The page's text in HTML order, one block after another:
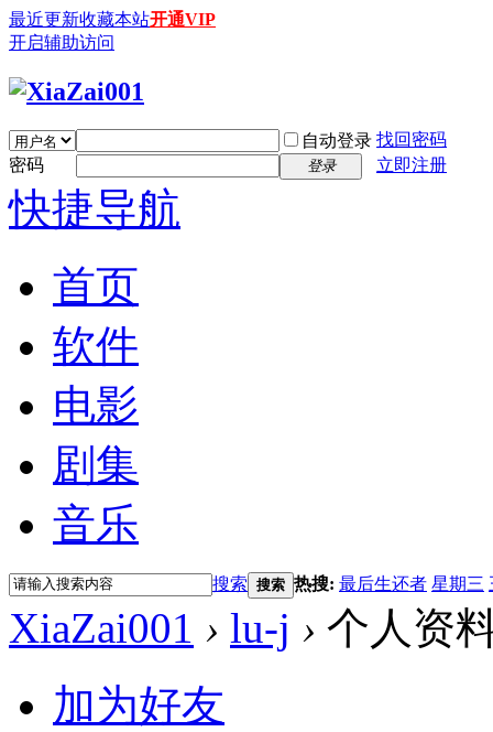
最近更新收藏本站开通VIP
开启辅助访问
自动登录 找回密码
密码
登录 立即注册
快捷导航
首页
软件
电影
剧集
音乐
搜索 搜索 热搜: 最后生还者 星期三
XiaZai001 › lu-j › 个人资
加为好友